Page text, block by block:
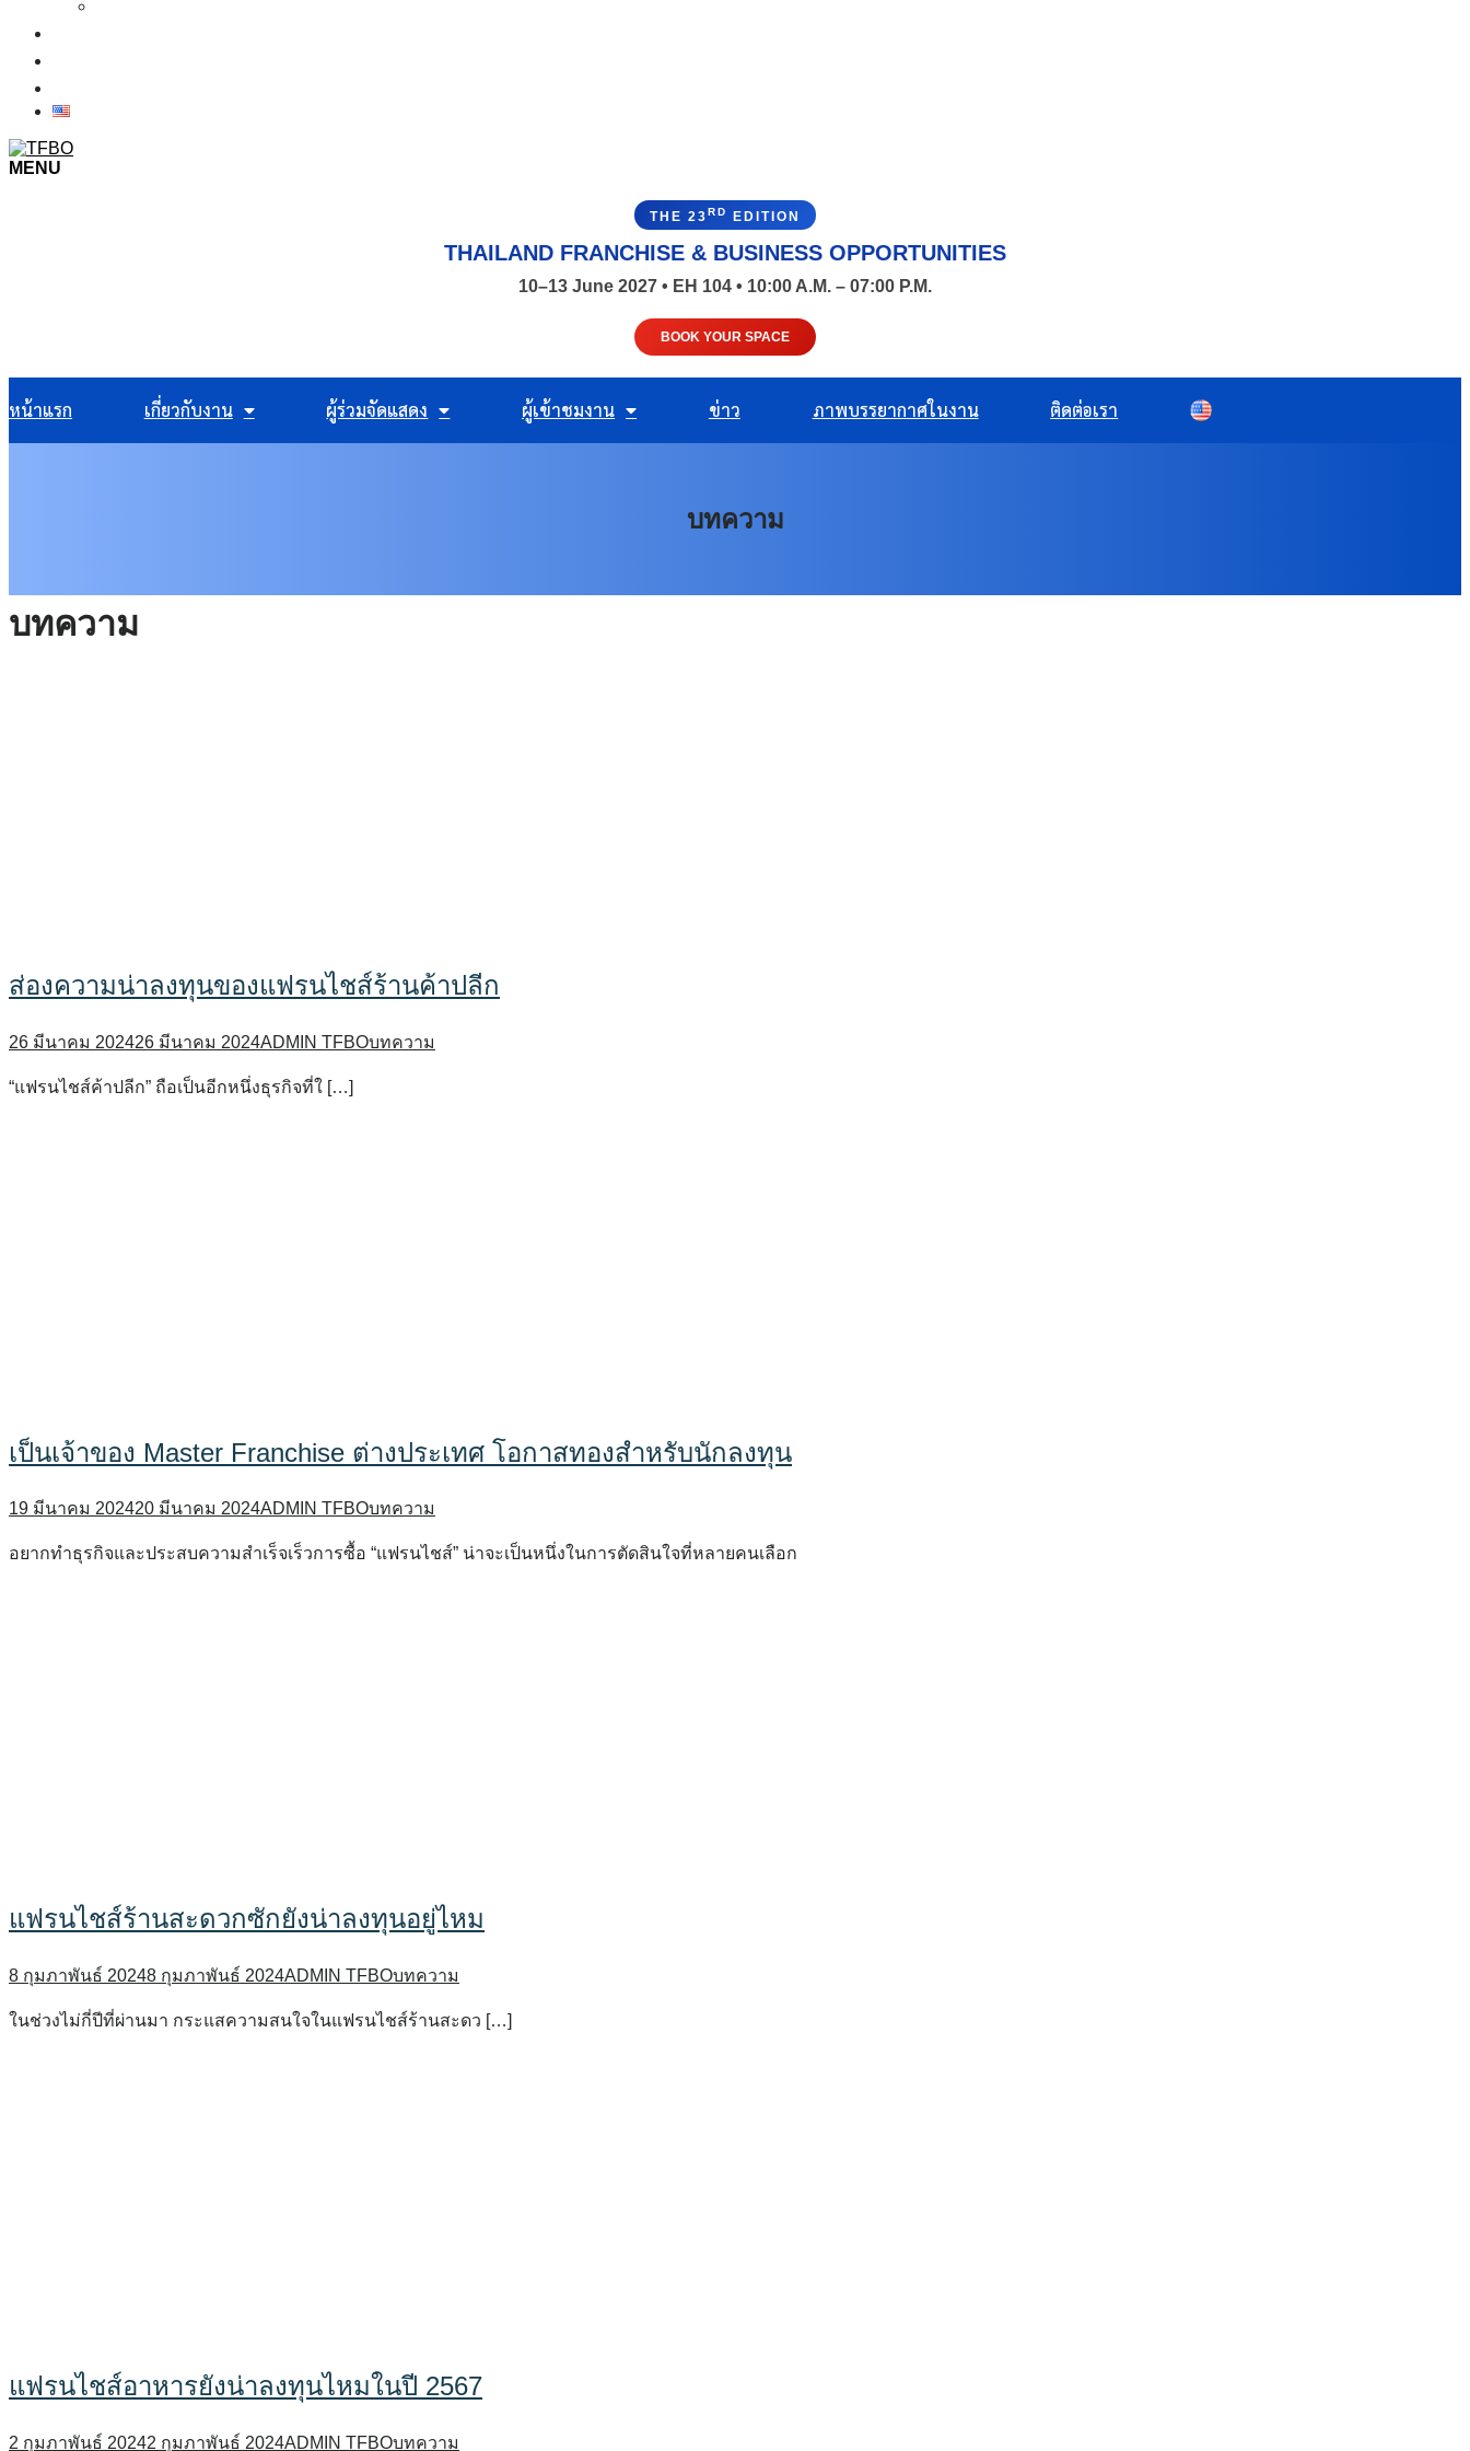
MENU
THE 23RD EDITION
THAILAND FRANCHISE & BUSINESS OPPORTUNITIES
10–13 June 2027 • EH 104 • 10:00 A.M. – 07:00 P.M.
BOOK YOUR SPACE
หน้าแรก เกี่ยวกับงาน ผู้ร่วมจัดแสดง ผู้เข้าชมงาน ข่าว ภาพบรรยากาศในงาน ติดต่อเรา
บทความ
บทความ
ส่องความน่าลงทุนของแฟรนไชส์ร้านค้าปลีก
26 มีนาคม 202426 มีนาคม 2024ADMIN TFBOบทความ
“แฟรนไชส์ค้าปลีก” ถือเป็นอีกหนึ่งธุรกิจที่ใ […]
เป็นเจ้าของ Master Franchise ต่างประเทศ โอกาสทองสำหรับนักลงทุน
19 มีนาคม 202420 มีนาคม 2024ADMIN TFBOบทความ
อยากทำธุรกิจและประสบความสำเร็จเร็วการซื้อ “แฟรนไชส์” น่าจะเป็นหนึ่งในการตัดสินใจที่หลายคนเลือก
แฟรนไชส์ร้านสะดวกซักยังน่าลงทุนอยู่ไหม
8 กุมภาพันธ์ 20248 กุมภาพันธ์ 2024ADMIN TFBOบทความ
ในช่วงไม่กี่ปีที่ผ่านมา กระแสความสนใจในแฟรนไชส์ร้านสะดว […]
แฟรนไชส์อาหารยังน่าลงทุนไหมในปี 2567
2 กุมภาพันธ์ 20242 กุมภาพันธ์ 2024ADMIN TFBOบทความ